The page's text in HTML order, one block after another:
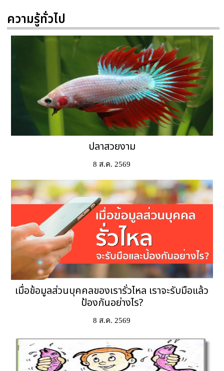
ความรู้ทั่วไป
ปลาสวยงาม
8 ส.ค. 2569
เมื่อข้อมูลส่วนบุคคลของเรารั่วไหล เราจะรับมือแล้ว
ป้องกันอย่างไร?
8 ส.ค. 2569